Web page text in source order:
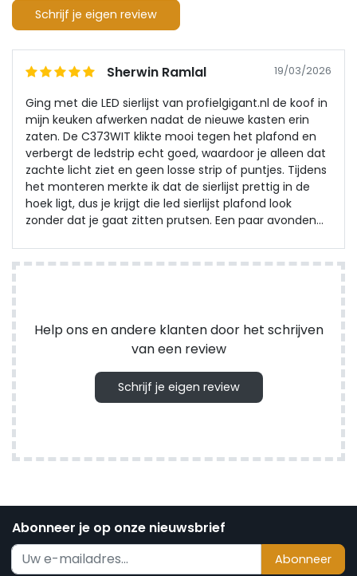
Schrijf je eigen review
Sherwin Ramlal 19/03/2026
Ging met die LED sierlijst van profielgigant.nl de koof in
mijn keuken afwerken nadat de nieuwe kasten erin
zaten. De C373WIT klikte mooi tegen het plafond en
verbergt de ledstrip echt goed, waardoor je alleen dat
zachte licht ziet en geen losse strip of puntjes. Tijdens
het monteren merkte ik dat de sierlijst prettig in de
hoek ligt, dus je krijgt die led sierlijst plafond look
zonder dat je gaat zitten prutsen. Een paar avonden
precies die indirecte sierlijst plafond led verlichting die
ik wou hebben.
Help ons en andere klanten door het schrijven
van een review
Schrijf je eigen review
Abonneer je op onze nieuwsbrief
Abonneer